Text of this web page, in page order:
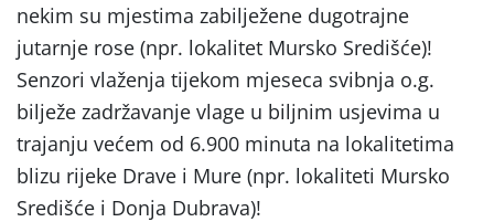
nekim su mjestima zabilježene dugotrajne
jutarnje rose (npr. lokalitet Mursko Središće)!
Senzori vlaženja tijekom mjeseca svibnja o.g.
bilježe zadržavanje vlage u biljnim usjevima u
trajanju većem od 6.900 minuta na lokalitetima
blizu rijeke Drave i Mure (npr. lokaliteti Mursko
Središće i Donja Dubrava)!